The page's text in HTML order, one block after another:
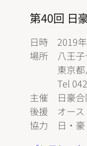
第40回 日
日時 2019年
場所 八王子
東京都八
Tel 042-
主催 日豪合
後援 オース
協力 日・豪